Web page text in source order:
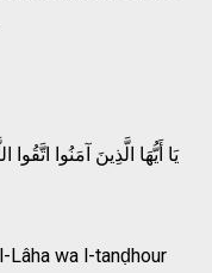
Lâha wa l-tanḍhour